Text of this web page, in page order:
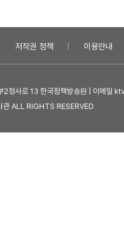
저작권 정책 이용안내
2청사로 13 한국정책방송원 | 이메
ALL RIGHTS RESERVED